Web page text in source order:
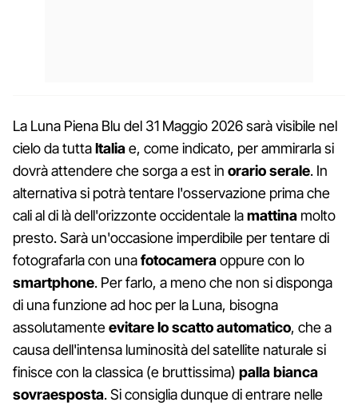
La Luna Piena Blu del 31 Maggio 2026 sarà visibile nel
cielo da tuttaItaliae, come indicato, per ammirarla si
dovrà attendere che sorga a est in orario serale. In
alternativa si potrà tentare l'osservazione prima che
cali al di là dell'orizzonte occidentale lamattina molto
presto. Sarà un'occasione imperdibile per tentare di
fotografarla con unafotocameraoppure con lo
smartphone. Per farlo, a meno che non si disponga
di una funzione ad hoc per la Luna, bisogna
assolutamenteevitare lo scatto automatico, che a
causa dell'intensa luminosità del satellite naturale si
finisce con la classica (e bruttissima) palla bianca
sovraesposta. Si consiglia dunque di entrare nelle